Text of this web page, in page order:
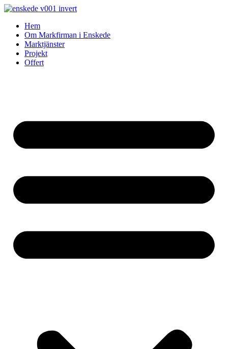
Skip
contentHem
Om Markfirman i Enskede
Marktjänster
Projekt
Offert